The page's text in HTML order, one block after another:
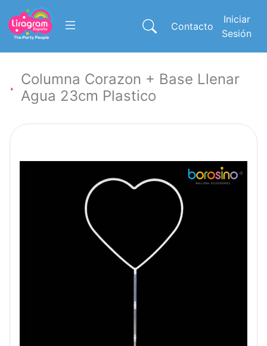
Contacto
Iniciar
Sesión
Columna Corazon + Base Llenar
Agua 23cm Plastico